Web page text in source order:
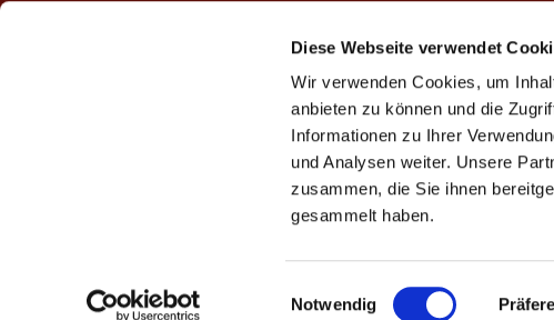
Diese Webseite verwendet
Wir verwenden Cookies, um
anbieten zu können und die
Informationen zu Ihrer
und Analysen weiter. Unsere
zusammen, die Sie ihnen
gesammelt haben.
Notwendig